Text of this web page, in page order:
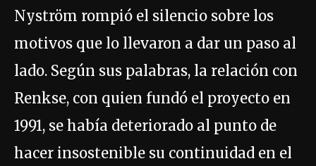
Nyström rompió el silencio sobre los
motivos que lo llevaron a dar un paso al
lado. Según sus palabras, la relación con
Renkse, con quien fundó el proyecto en
1991, se había deteriorado al punto de
hacer insostenible su continuidad en el